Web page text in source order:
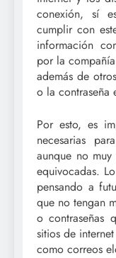
conexión, sí
cumplir con
información
por la
además de
o la contraseña
Por esto, es
necesarias
aunque no
equivocadas.
pensando a
que no tengan
o contraseñas
sitios de
como correos